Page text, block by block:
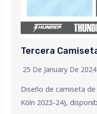
Tercera
25 De January De 2024
Diseño de camiseta
Köln 2023-24),